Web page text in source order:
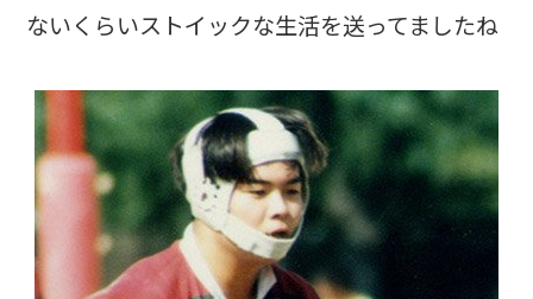
ないくらいストイックな生活を送ってましたね